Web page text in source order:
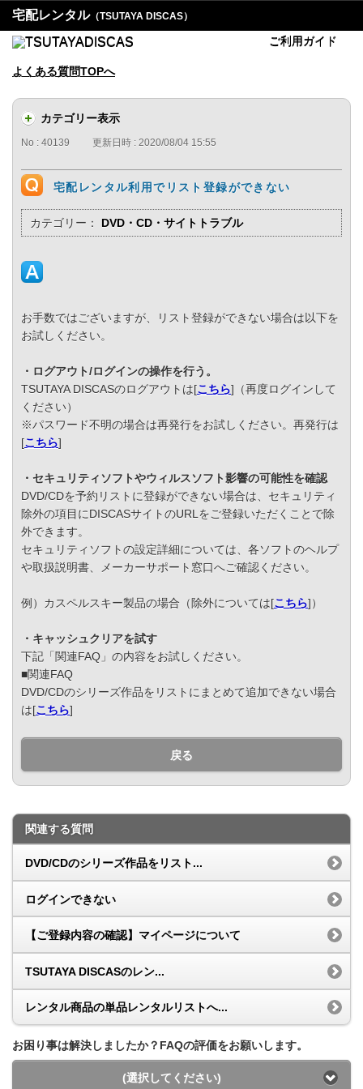
宅配レンタル（TSUTAYA DISCAS）
ご利用ガイド
よくある質問TOPへ
カテゴリー表示
No : 40139 更新日時 : 2020/08/04 15:55
宅配レンタル利用でリスト登録ができない
カテゴリー： DVD・CD・サイトトラブル
お手数ではございますが、リスト登録ができない場合は以下を
お試しください。
・ログアウト/ログインの操作を行う。
TSUTAYA DISCASのログアウトは[こちら]（再度ログインして
ください）
※パスワード不明の場合は再発行をお試しください。再発行は
[こちら]
・セキュリティソフトやウィルスソフト影響の可能性を確認
DVD/CDを予約リストに登録ができない場合は、セキュリティ
除外の項目にDISCASサイトのURLをご登録いただくことで除
外できます。
セキュリティソフトの設定詳細については、各ソフトのヘルプ
や取扱説明書、メーカーサポート窓口へご確認ください。
例）カスペルスキー製品の場合（除外については[こちら]）
・キャッシュクリアを試す
下記「関連FAQ」の内容をお試しください。
■関連FAQ
DVD/CDのシリーズ作品をリストにまとめて追加できない場合
は[こちら]
戻る
関連する質問
DVD/CDのシリーズ作品をリスト...
ログインできない
【ご登録内容の確認】マイページについて
TSUTAYA DISCASのレン...
レンタル商品の単品レンタルリストへ...
お困り事は解決しましたか？FAQの評価をお願いします。
(選択してください)